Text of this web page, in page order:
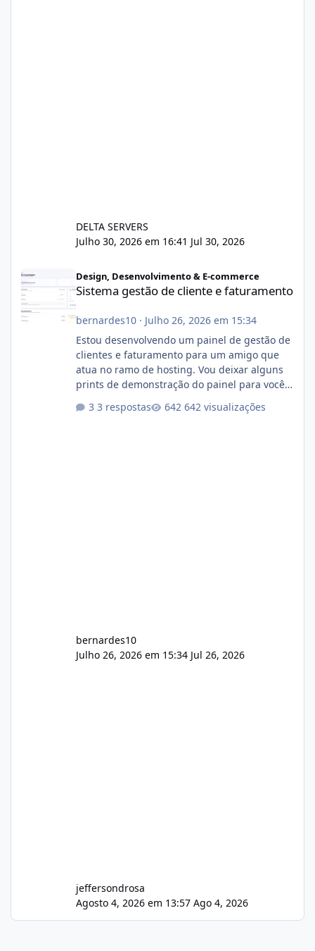
DELTA SERVERS
Julho 30, 2026 em 16:41 Jul 30, 2026
Design, Desenvolvimento & E-commerce
Sistema gestão de cliente e faturamento
bernardes10· Julho 26, 2026 em 15:34
Estou desenvolvendo um painel de gestão de
clientes e faturamento para um amigo que
atua no ramo de hosting. Vou deixar alguns
prints de demonstração do painel para vocês
com cerca de 80% concluído e conta com
3 respostas 642 visualizações
bernardes10
Julho 26, 2026 em 15:34 Jul 26, 2026
jeffersondrosa
Agosto 4, 2026 em 13:57 Ago 4, 2026